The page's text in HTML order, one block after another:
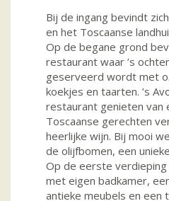
Bij de ingang bevindt
en het Toscaanse
Op de begane grond
restaurant waar ’s
geserveerd wordt met
koekjes en taarten. ’s
restaurant genieten van
Toscaanse gerechten
heerlijke wijn. Bij mooi
de olijfbomen, een
Op de eerste
met eigen badkamer,
antieke meubels en een